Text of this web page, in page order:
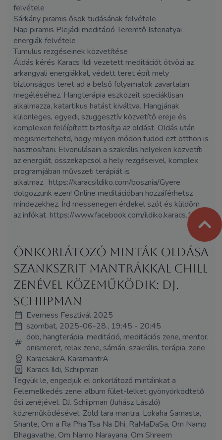
felvétele
Sárkány piramis ősök tudásának felvétele
Nap piramis Plejádi meditáció Teremtő Istenatyai
energiák felvétele
Tumulus rezgéseinek közvetítése
Áldás kérés Karacs Ildi vezetett meditációt ötvözi az
arkangyali energiákkal, védett teret épít mely
biztonságos teret ad a belső folyamatok zavartalan
megéléséhez. Hangterápia eszközeit speciáklisan
alkalmazza, katartikus hatást kiváltva. Hangjának
különleges, egyedi, szuggesztív közvetítő ereje és
komplexen feléípített biztosítja az oldást. Oldás után
megismertehetd, hogy milyen módon tudod ezt otthon is
hasznosítani. Elvonulásain a szakrális helyeken közvetíti
az energiát, összekapcsol a hely rezgéseivel, komplex
programjában művszeti terápiát is
alkalmaz. https://karacsildiko.com/bosznia/Gyere
dolgozzunk ezen! Online meditációban hozzáférhetsz
mindezekhez. Írd messenegen érdekel szót és küldöm
az infókat. https://www.facebook.com/ildiko.karacs.18/
Önkorlátozó minták oldása
szankszrit mantrákkal chill
zenével közeműködik: Dj.
Schiipman
Everness Fesztivál 2025
szombat, 2025-06-28., 19:45 - 20:45
dob, hangterápia, meditáció, meditációs zene, mentor,
önismeret, relax zene, sámán, szakrális, terápia, zene
KaracsakrA KaramantrA
Karacs Ildi, Schiipman
Tegyük le, engedjük el önkorlátozó mintáinkat a
Felemelkedés zenei album fület-lelket gyönyörködtető
ősi zenéjével. DJ. Schiipman (Juhász László)
közreműködésével. Zöld tara mantra, Lokaha Samasta,
Shante, Om a Ra Pha Tsa Na Dhi, RaMaDaSa, Om Namo
Bhagavathe, Om Namo Narayana, Om Shreem